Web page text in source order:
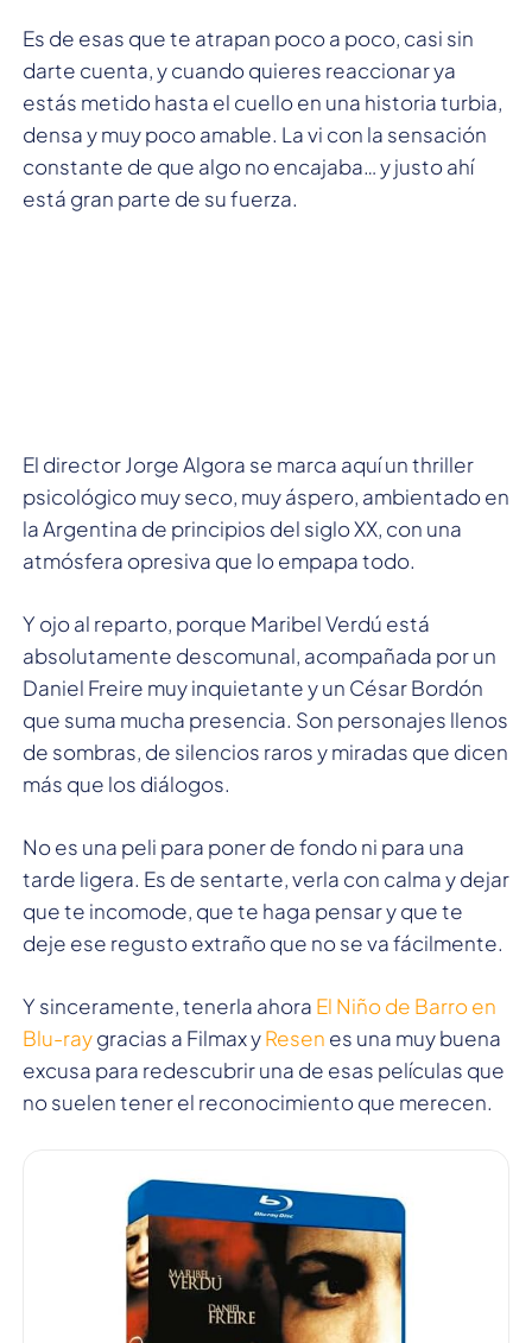
Es de esas que te atrapan poco a poco, casi sin
darte cuenta, y cuando quieres reaccionar ya
estás metido hasta el cuello en una historia turbia,
densa y muy poco amable. La vi con la sensación
constante de que algo no encajaba… y justo ahí
está gran parte de su fuerza.
El director Jorge Algora se marca aquí un thriller
psicológico muy seco, muy áspero, ambientado en
la Argentina de principios del siglo XX, con una
atmósfera opresiva que lo empapa todo.
Y ojo al reparto, porque Maribel Verdú está
absolutamente descomunal, acompañada por un
Daniel Freire muy inquietante y un César Bordón
que suma mucha presencia. Son personajes llenos
de sombras, de silencios raros y miradas que dicen
más que los diálogos.
No es una peli para poner de fondo ni para una
tarde ligera. Es de sentarte, verla con calma y dejar
que te incomode, que te haga pensar y que te
deje ese regusto extraño que no se va fácilmente.
Y sinceramente, tenerla ahora El Niño de Barro en
Blu-raygracias a Filmax yResen es una muy buena
excusa para redescubrir una de esas películas que
no suelen tener el reconocimiento que merecen.